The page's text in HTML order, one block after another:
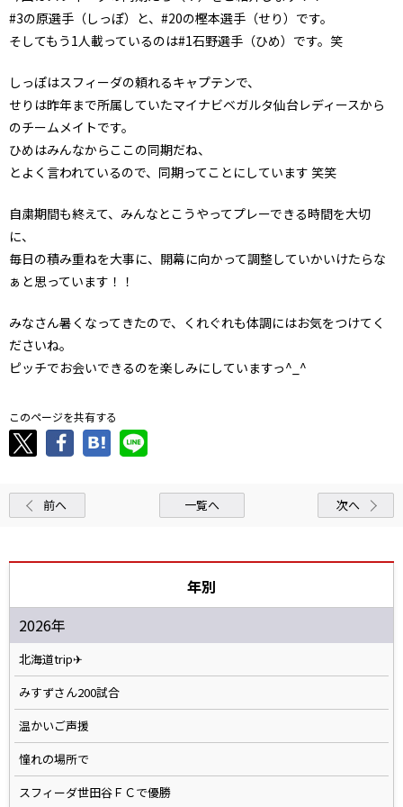
#3の原選手（しっぽ）と、#20の樫本選手（せり）です。
そしてもう1人載っているのは#1石野選手（ひめ）です。笑
しっぽはスフィーダの頼れるキャプテンで、
せりは昨年まで所属していたマイナビベガルタ仙台レディースから
のチームメイトです。
ひめはみんなからここの同期だね、
とよく言われているので、同期ってことにしています 笑笑
自粛期間も終えて、みんなとこうやってプレーできる時間を大切
に、
毎日の積み重ねを大事に、開幕に向かって調整していかいけたらな
ぁと思っています！！
みなさん暑くなってきたので、くれぐれも体調にはお気をつけてく
ださいね。
ピッチでお会いできるのを楽しみにしていますっ^_^
このページを共有する
前へ 一覧へ 次へ
年別
2026年
北海道trip✈
みすずさん200試合
温かいご声援
憧れの場所で
スフィーダ世田谷ＦＣで優勝